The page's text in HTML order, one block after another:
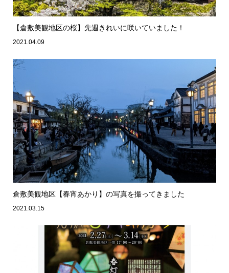
【倉敷美観地区の桜】先週きれいに咲いていました！
2021.04.09
倉敷美観地区【春宵あかり】の写真を撮ってきました
2021.03.15